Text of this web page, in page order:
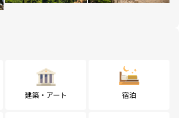
建築・アート 宿泊